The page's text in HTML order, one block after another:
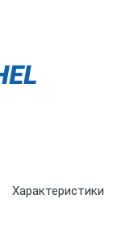
Характеристики